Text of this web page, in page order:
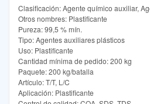
Clasificación: Agente químico auxiliar,
Otros nombres: Plastificante
Pureza: 99,5 % mín.
Tipo: Agentes auxiliares plásticos
Uso: Plastificante
Cantidad mínima de pedido: 200 kg
Paquete: 200 kg/batalla
Artículo: T/T, L/C
Aplicación: Plastificante